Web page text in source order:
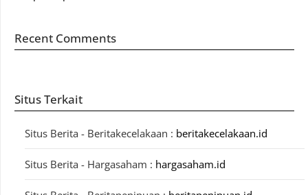
Recent Comments
Situs Terkait
Situs Berita - Beritakecelakaan : beritakecelakaan.id
Situs Berita - Hargasaham : hargasaham.id